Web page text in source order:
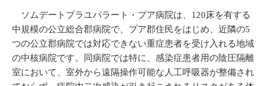
ソムデートプラユパラート・プア病院は、120床を有する
中規模の公立総合郡病院で、プア郡住民をはじめ、近隣の5
つの公立郡病院では対応できない重症患者を受け入れる地域
の中核病院です。同病院では特に、感染症患者用の陰圧隔離
室において、室外から遠隔操作可能な人工呼吸器が整備され